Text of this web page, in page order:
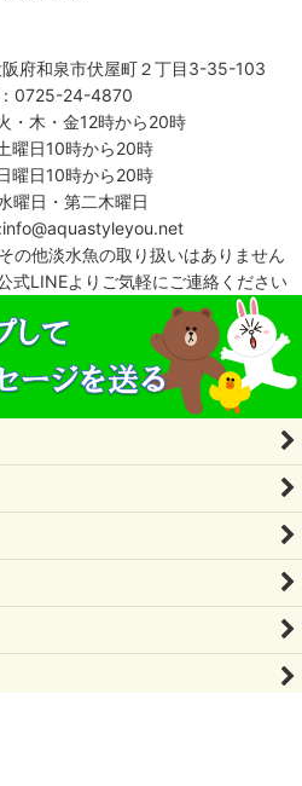
和泉市伏屋町２丁目3-35-103
24-4870
・木・金12時から20時
時から20時
時から20時
曜日・第二木曜日
の他淡水魚の取り扱いはありません
式LINEよりご気軽にご連絡ください